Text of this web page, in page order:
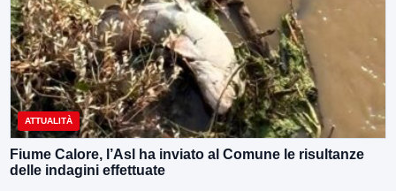
ATTUALITÀ
Fiume Calore, l’Asl ha inviato al Comune le risultanze
delle indagini effettuate